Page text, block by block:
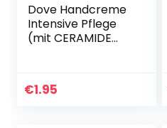
Dove Handcreme
Intensive Pflege
(mit CERAMIDE
Pack)
€1.95